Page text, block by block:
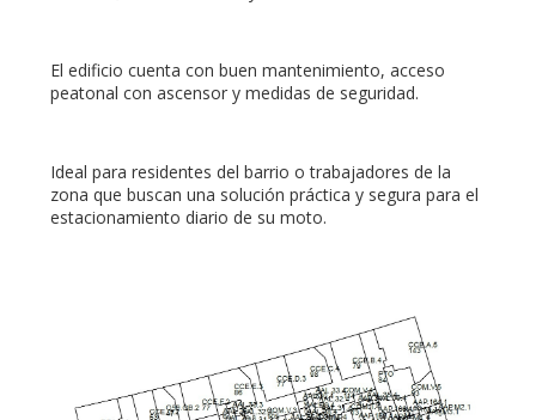
El edificio cuenta con buen mantenimiento, acceso
peatonal con ascensor y medidas de seguridad.
Ideal para residentes del barrio o trabajadores de la
zona que buscan una solución práctica y segura para el
estacionamiento diario de su moto.